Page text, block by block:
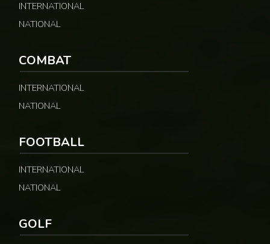
INTERNATIONAL
NATIONAL
COMBAT
INTERNATIONAL
NATIONAL
FOOTBALL
INTERNATIONAL
NATIONAL
GOLF